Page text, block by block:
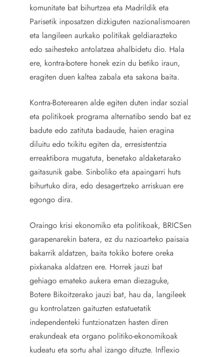
komunitate bat bihurtzea eta Madrildik eta
Parisetik inposatzen dizkiguten nazionalismoaren
eta langileen aurkako politikak geldiarazteko
edo saihesteko antolatzea ahalbidetu dio. Hala
ere, kontra-botere honek ezin du betiko iraun,
eragiten duen kaltea zabala eta sakona baita.
Kontra-Boterearen alde egiten duten indar sozial
eta politikoek programa alternatibo sendo bat ez
badute edo zatituta badaude, haien eragina
diluitu edo txikitu egiten da, erresistentzia
erreaktibora mugatuta, benetako aldaketarako
gaitasunik gabe. Sinboliko eta apaingarri huts
bihurtuko dira, edo desagertzeko arriskuan ere
egongo dira.
Oraingo krisi ekonomiko eta politikoak, BRICSen
garapenarekin batera, ez du nazioarteko paisaia
bakarrik aldatzen, baita tokiko botere oreka
pixkanaka aldatzen ere. Horrek jauzi bat
gehiago emateko aukera eman diezaguke,
Botere Bikoitzerako jauzi bat, hau da, langileek
gu kontrolatzen gaituzten estatuetatik
independenteki funtzionatzen hasten diren
erakundeak eta organo politiko-ekonomikoak
kudeatu eta sortu ahal izango dituzte. Inflexio